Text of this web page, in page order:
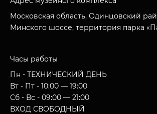
Московская область, Одинцовский
Минского шоссе, территория парка
Часы работы
Пн - ТЕХНИЧЕСКИЙ ДЕНЬ
Вт - Пт - 10:00 — 19:00
Сб - Вс - 09:00 — 21:00
ВХОД СВОБОДНЫЙ